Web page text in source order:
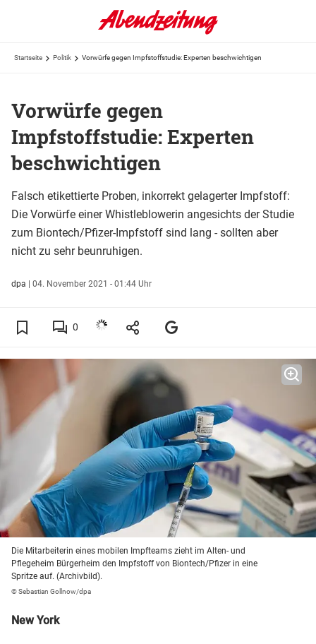
Startseite Politik Vorwürfe gegen Impfstoffstudie: Experten beschwichtigen
Vorwürfe gegen
Impfstoffstudie: Experten
beschwichtigen
Falsch etikettierte Proben, inkorrekt gelagerter Impfstoff:
Die Vorwürfe einer Whistleblowerin angesichts der Studie
zum Biontech/Pfizer-Impfstoff sind lang - sollten aber
nicht zu sehr beunruhigen.
dpa | 04. November 2021 - 01:44 Uhr
0
Die Mitarbeiterin eines mobilen Impfteams zieht im Alten- und
Pflegeheim Bürgerheim den Impfstoff von Biontech/Pfizer in eine
Spritze auf. (Archivbild).
© Sebastian Gollnow/dpa
New York